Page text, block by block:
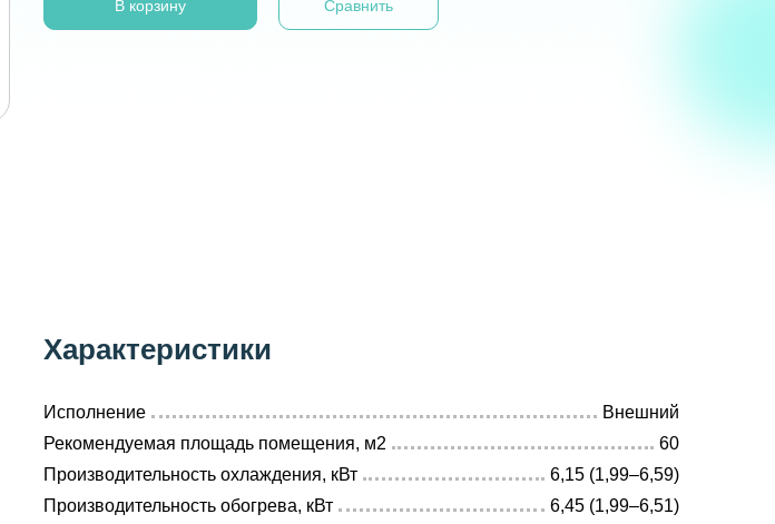
В корзину Сравнить
Характеристики
Исполнение
Внешний
Рекомендуемая площадь помещения, м2
60
Производительность охлаждения, кВт
6,15 (1,99–6,59)
Производительность обогрева, кВт
6,45 (1,99–6,51)